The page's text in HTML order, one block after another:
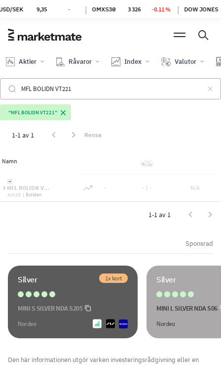
SEK 9,35 OMXS30 3 326 -0.11 % | DOW JONES
Aktier Råvaror Index Valutor
"MFL BOLIDN VT221"
1-1 av 1 Rensa
Namn
MFL BOLIDN V...
510.05 | Boliden
- - | - N/A
1-1 av 1
Sponsrad
Silver 1x kort
MINI S SILVER NDA S205
Nordea
Silver
MINI L SILVER NDA S06
Nordea
Den här informationen utgör varken investeringsrådgivning eller en